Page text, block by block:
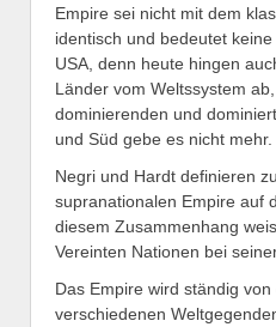
Empire sei nicht mit dem
identisch und bedeutet
USA, denn heute hingen
Länder vom Weltssystem
dominierenden und
und Süd gebe es nicht mehr.
Negri und Hardt definieren
supranationalen Empire auf
diesem Zusammenhang
Vereinten Nationen bei
Das Empire wird ständig
verschiedenen